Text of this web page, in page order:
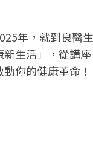
醫健康網從「換
過醫學觀點與日
健康的認知，進而